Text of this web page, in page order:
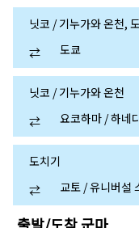
닛코 / 기누가와 온천,
⇄
도쿄
닛코 / 기누가와 온천
⇄
요코하마 / 하네
도치기
⇄
교토 / 유니버설